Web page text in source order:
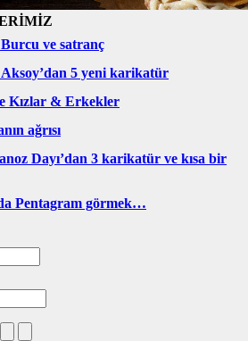
ve satranç
5 yeni karikatür
Kızlar & Erkekler
ağrısı
Dayı’dan 3 karikatür ve kısa bir
Pentagram görmek…